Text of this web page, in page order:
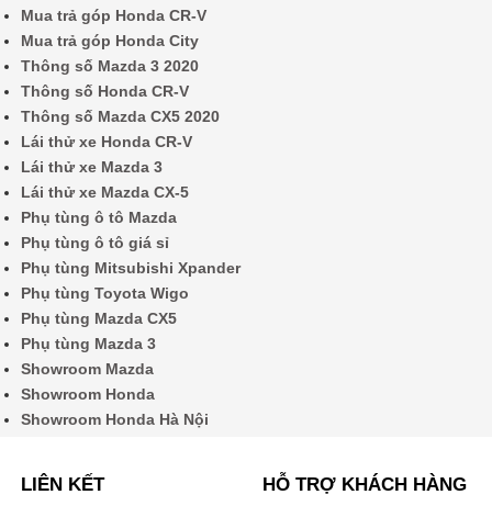
Mua trả góp Honda CR-V
Mua trả góp Honda City
Thông số Mazda 3 2020
Thông số Honda CR-V
Thông số Mazda CX5 2020
Lái thử xe Honda CR-V
Lái thử xe Mazda 3
Lái thử xe Mazda CX-5
Phụ tùng ô tô Mazda
Phụ tùng ô tô giá sỉ
Phụ tùng Mitsubishi Xpander
Phụ tùng Toyota Wigo
Phụ tùng Mazda CX5
Phụ tùng Mazda 3
Showroom Mazda
Showroom Honda
Showroom Honda Hà Nội
LIÊN KẾT HỖ TRỢ KHÁCH HÀNG